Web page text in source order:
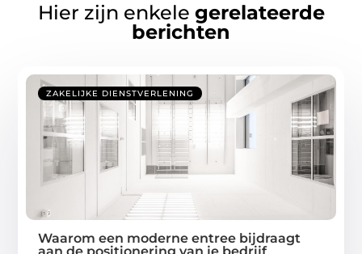
Hier zijn enkele gerelateerde
berichten
ZAKELIJKE DIENSTVERLENING
Waarom een moderne entree bijdraagt